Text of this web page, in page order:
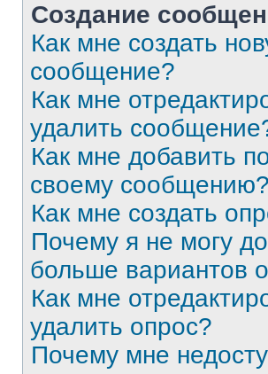
Создание
Как мне создать
сообщение?
Как мне
удалить
Как мне добавить
своему сообщению?
Как мне создать
Почему я не могу
больше вариантов
Как мне
удалить опрос?
Почему мне